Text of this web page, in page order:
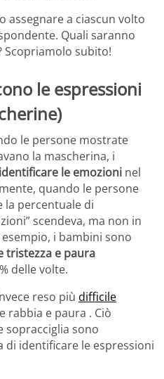
assegnare a ciascun volto
Quali saranno
Scopriamolo subito!
le espressioni
le persone mostrate
la mascherina, i
identificare le emozioni nel
quando le persone
la percentuale di
scendeva, ma non in
i bambini sono
tristezza e paura
delle volte.
reso più difficile
rabbia e paura . Ciò
sopracciglia sono
identificare le espressioni